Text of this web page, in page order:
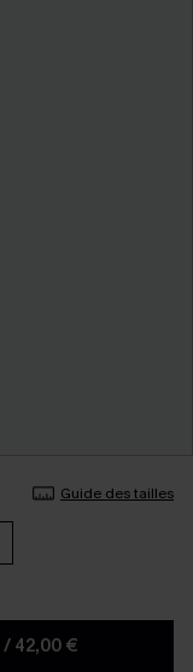
Guide des tailles
/ 42,00 €